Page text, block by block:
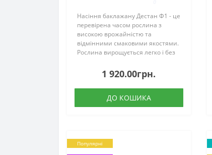
Насіння баклажану Дестан Ф1 - це
перевірена часом рослина з
високою врожайністю та
відмінними смаковими якостями.
Рослина вирощується легко і без
її ідеальним вибором для
городників-початківців і
професіоналів одночасно..
1 920.00грн.
ДО КОШИКА
Популярні